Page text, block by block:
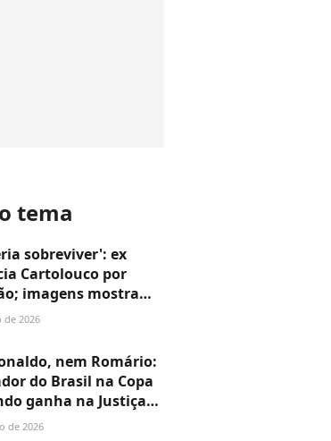
tema
sobreviver': ex
Cartolouco por
imagens mostram
da Globo e ex-'A
com cigarro
de 2026
nem Romário:
do Brasil na Copa
ganha na Justiça
contra aéreas; saiba
de 2026